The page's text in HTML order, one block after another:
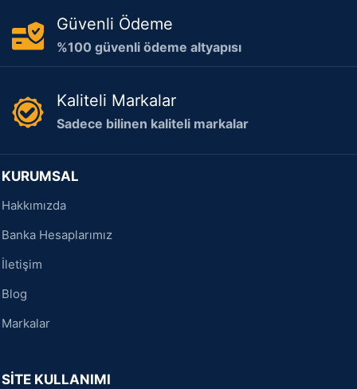
Güvenli Ödeme
%100 güvenli ödeme altyapısı
Kaliteli Markalar
Sadece bilinen kaliteli markalar
KURUMSAL
Hakkımızda
Banka Hesaplarımız
İletişim
Blog
Markalar
SİTE KULLANIMI